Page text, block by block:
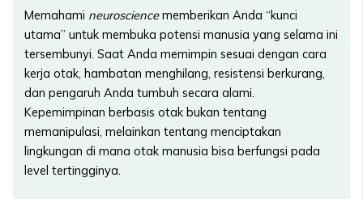
Memahami neurosciencememberikan Anda “kunci
utama” untuk membuka potensi manusia yang selama ini
tersembunyi. Saat Anda memimpin sesuai dengan cara
kerja otak, hambatan menghilang, resistensi berkurang,
dan pengaruh Anda tumbuh secara alami.
Kepemimpinan berbasis otak bukan tentang
memanipulasi, melainkan tentang menciptakan
lingkungan di mana otak manusia bisa berfungsi pada
level tertingginya.